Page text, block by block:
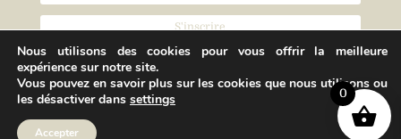
Nous utilisons des cookies pour vous offrir la meilleure
expérience sur notre site.
Vous pouvez en savoir plus sur les cookies que nous utilisons ou
les désactiver dans settings
Accepter
0